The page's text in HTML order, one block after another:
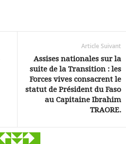
Article Suivant
Assises nationales sur la
suite de la Transition : les
Forces vives consacrent le
statut de Président du Faso
au Capitaine Ibrahim
TRAORE.